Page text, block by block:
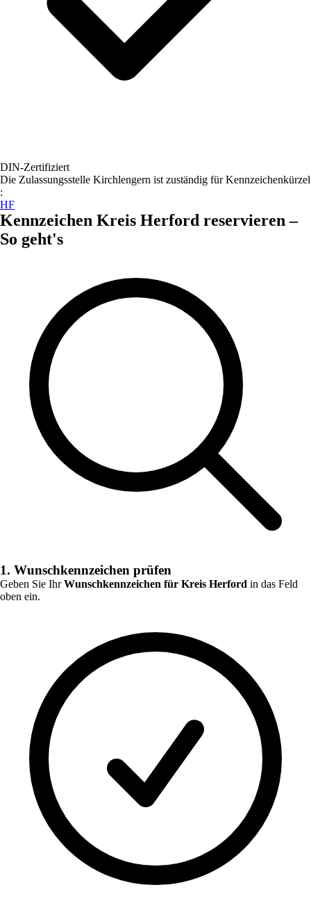
DIN-Zertifiziert
Die Zulassungsstelle Kirchlengern ist zuständig für Kennzeichenkürzel
:
HF
Kennzeichen Kreis Herford reservieren –
So geht's
1. Wunschkennzeichen prüfen
Geben Sie IhrWunschkennzeichen für Kreis Herford in das Feld
oben ein.